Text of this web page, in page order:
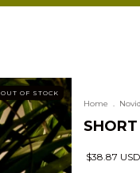
OUT OF STOCK
Home .
$38.87 USD